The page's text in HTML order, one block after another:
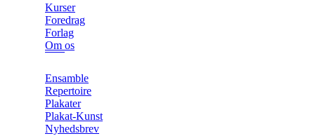
Kurser
Foredrag
Forlag
Om os
Ensamble
Repertoire
Plakater
Plakat-Kunst
Nyhedsbrev